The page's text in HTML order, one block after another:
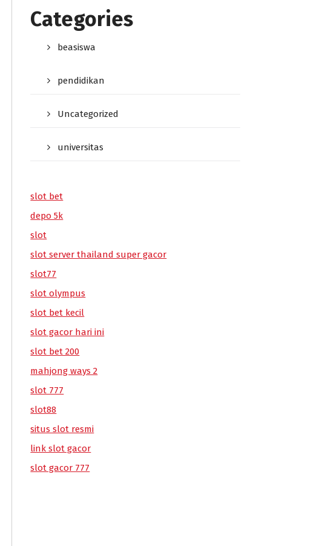
Categories
beasiswa
pendidikan
Uncategorized
universitas
slot bet
depo 5k
slot
slot server thailand super gacor
slot77
slot olympus
slot bet kecil
slot gacor hari ini
slot bet 200
mahjong ways 2
slot 777
slot88
situs slot resmi
link slot gacor
slot gacor 777